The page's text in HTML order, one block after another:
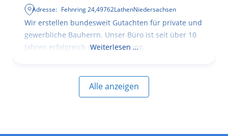
Adresse: Fehnring 24,49762LathenNiedersachsen
Wir erstellen bundesweit Gutachten für private und
gewerbliche Bauherrn. Unser Büro ist seit über 10
Jahren erfolgreich mit der Planung,
Weiterlesen …
Alle anzeigen